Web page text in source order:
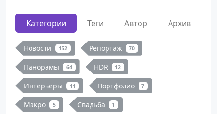
Категории Теги Автор Архив
Новости 152 Репортаж 70
Панорамы 64 HDR 12
Интерьеры 11 Портфолио 7
Макро 5 Свадьба 1